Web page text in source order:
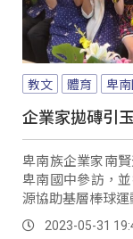
教文 體育 卑
企業家拋磚引
卑南族企業家南
卑南國中參訪，
源協助基層棒球運
2023-05-31